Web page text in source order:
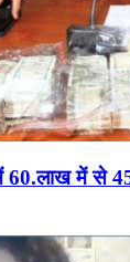
60.लाख में से